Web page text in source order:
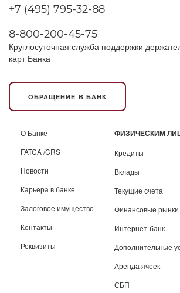
+7 (495) 795-32-88
8-800-200-45-75
Круглосуточная служба поддержки
карт Банка
ОБРАЩЕНИЕ В БАНК
О Банке
FATCA /CRS
Новости
Карьера в банке
Залоговое имущество
Контакты
Реквизиты
ФИЗИЧЕСКИМ
Кредиты
Вклады
Текущие счета
Финансовые рынки
Интернет-банк
Дополнительные
Аренда ячеек
СБП